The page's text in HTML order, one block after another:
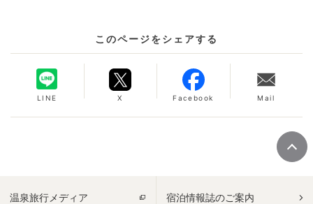
このページをシェアする
LINE X Facebook Mail
温泉旅行メディア 宿泊情報誌のご案内